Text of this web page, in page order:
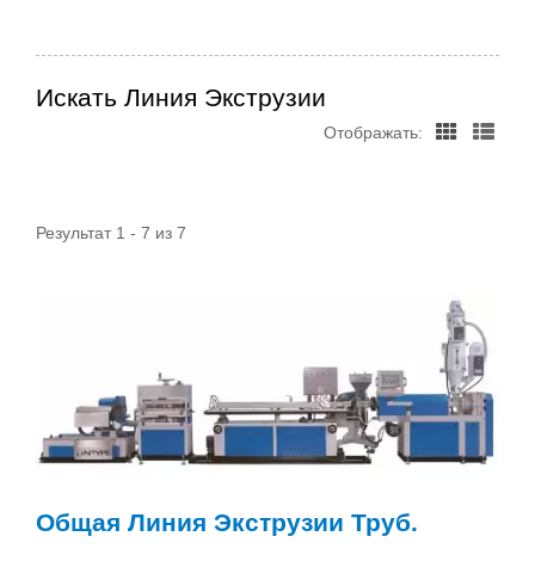
Искать Линия Экструзии
Отображать:
Результат 1 - 7 из 7
Общая Линия Экструзии Труб.